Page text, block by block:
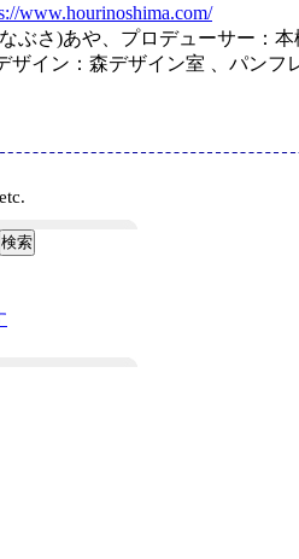
www.hourinoshima.com/
ぶさ)あや、プロデューサー：
ザイン：森デザイン室 、パン